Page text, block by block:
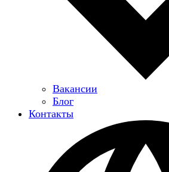
Вакансии
Блог
Контакты